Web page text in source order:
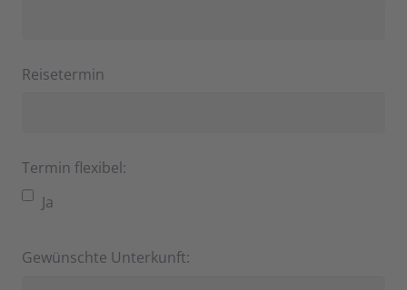
Reisetermin
Termin flexibel:
Ja
Gewünschte Unterkunft: